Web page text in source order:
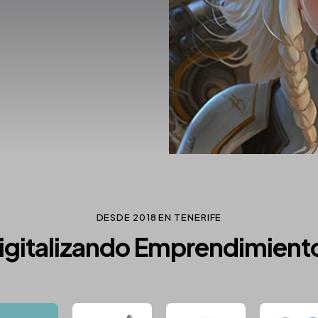
DESDE 2018 EN TENERIFE